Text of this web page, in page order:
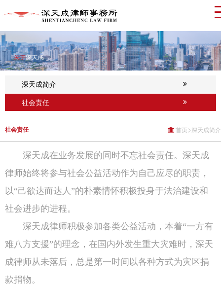
深天成简介
社会责任
社会责任 首页>深天成简介
深天成在业务发展的同时不忘社会责任。深天成
律师始终将参与社会公益活动作为自己应尽的职责，
以“己欲达而达人”的朴素情怀积极投身于法治建设和
社会进步的进程。
深天成律师积极参加各类公益活动，本着“一方有
难八方支援”的理念，在国内外发生重大灾难时，深天
成律师从未落后，总是第一时间以各种方式为灾区捐
款捐物。